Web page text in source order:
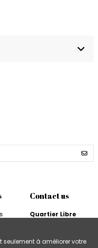
Contact us
Quartier Libre
31000 Toulouse
à améliorer votre